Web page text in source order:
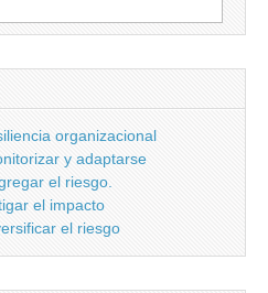
organizacional
y adaptarse
el riesgo.
el impacto
el riesgo